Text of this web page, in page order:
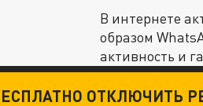
В интернете
образом
активность и
ОТКЛЮЧИТЬ